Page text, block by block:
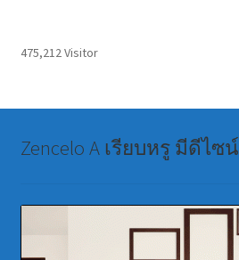
475,212 Visitor
Zencelo A เรียบหรู มีดีไซน์